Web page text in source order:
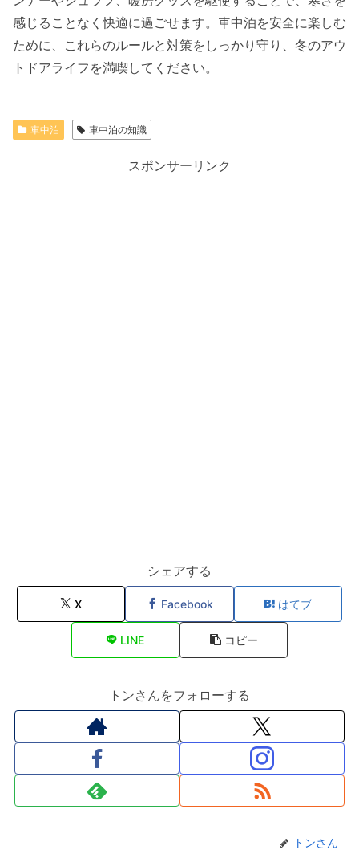
感じることなく快適に過ごせます。車中泊を安全に楽しむ
ために、これらのルールと対策をしっかり守り、冬のアウ
トドアライフを満喫してください。
車中泊 車中泊の知識
スポンサーリンク
シェアする
X Facebook はてブ
LINE コピー
トンさんをフォローする
トンさん